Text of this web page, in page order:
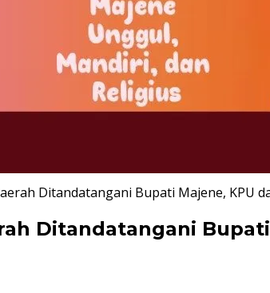
Ditandatangani Bupati Majene, KPU
Ditandatangani